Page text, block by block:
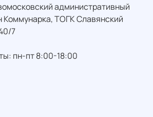
административный
Коммунарка, ТОГК Славянский
7
пн-пт 8:00-18:00